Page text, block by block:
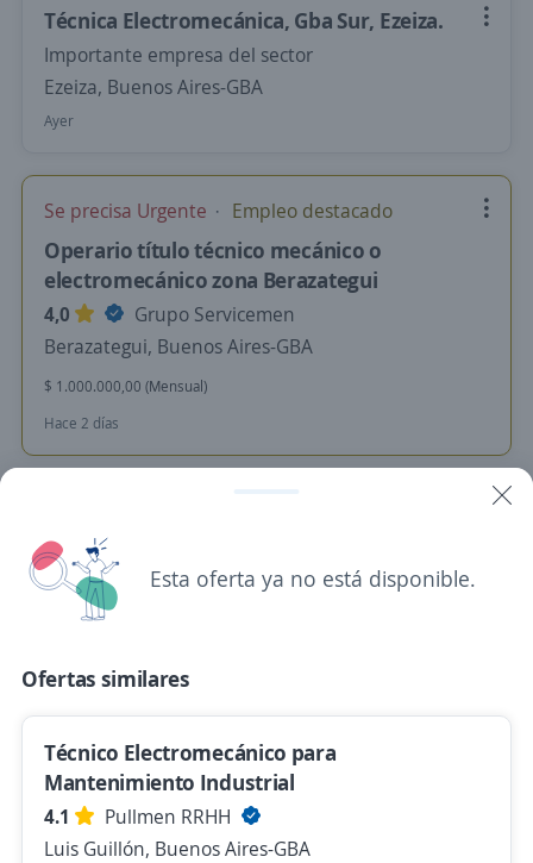
Técnica Electromecánica, Gba Sur, Ezeiza.
Importante empresa del sector
Ezeiza, Buenos Aires-GBA
Ayer
Se precisa Urgente Empleo destacado
Operario título técnico mecánico o
electromecánico zona Berazategui
4,0
Grupo Servicemen
Berazategui, Buenos Aires-GBA
$ 1.000.000,00 (Mensual)
Hace 2 días
Tecnico electronico, electromecanico con
exp
Ayer
Técnico Electromecánico
Importante empresa de Industria Plástica
San Martín, Buenos Aires-GBA
Esta oferta ya no está disponible.
Ofertas similares
Técnico Electromecánico para
Mantenimiento Industrial
4.1
Pullmen RRHH
Luis Guillón, Buenos Aires-GBA